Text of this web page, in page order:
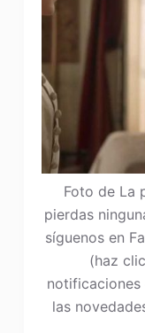
Foto de La
pierdas
síguenos en
(haz
las